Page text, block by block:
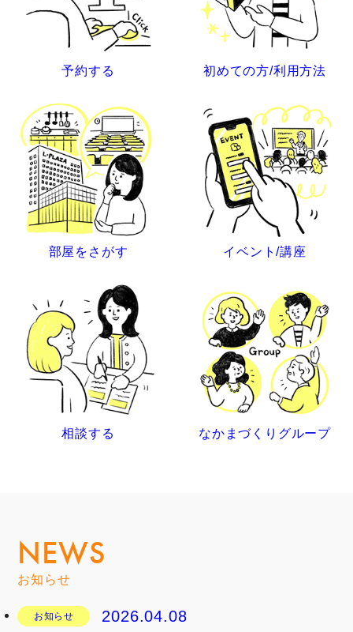
予約する 初めての方/利用方法
部屋をさがす イベント/講座
相談する なかまづくりグループ
NEWS
お知らせ
お知らせ 2026.04.08